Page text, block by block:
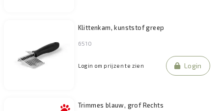
Klittenkam, kunststof greep
6510
Login om prijzen te zien Login
Trimmes blauw, grof Rechts